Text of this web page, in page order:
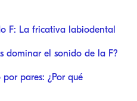
F: La fricativa labiodental
dominar el sonido de la F?
pares: ¿Por qué